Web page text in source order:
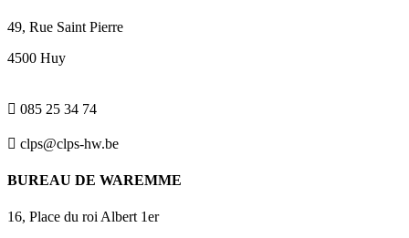
49, Rue Saint Pierre
4500 Huy
 085 25 34 74
 clps@clps-hw.be
BUREAU DE WAREMME
16, Place du roi Albert 1er